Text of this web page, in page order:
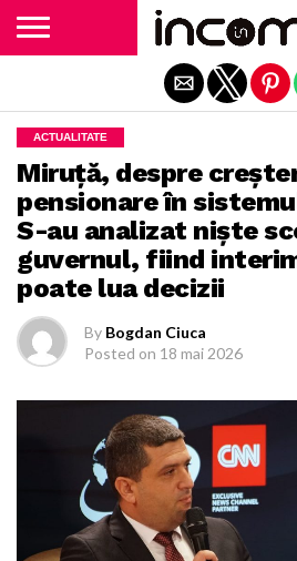
ACTUALITATE
Miruţă, despre
pensionare în
S-au analizat nişte
guvernul, fiind
poate lua decizii
By Bogdan Ciuca
Posted on 18 mai 2026
Exit mobile